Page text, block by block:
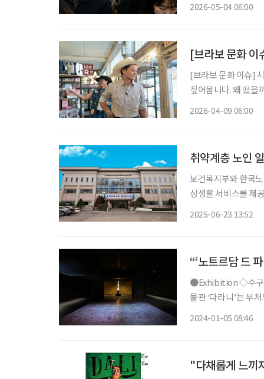
2026-05-04 06:00
[브라보 문화 이
[브라보 문화 이슈]
짚어봅니다. 왜 떴을까? “은퇴 후 미국 텍사스에서 살고 싶다.” 배우 이서진의 이 한마디가 화
2026-04-09 06:00
취약계층 노인
보건복지부와 한국
상생활 서비스를 제
2025-06-23 13:52
“‘노트르담 드
●Exhibition ◇수구다라니, 아주 오래된 비밀의 부적 일정 1월 28일까지 장소 국립경주박
물관 ‘다라니’는 부
2024-01-05 08:46
"다채롭게 느끼